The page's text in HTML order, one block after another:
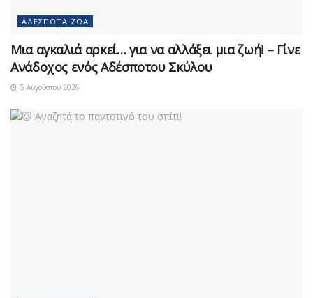
ΑΔΈΣΠΟΤΑ ΖΏΑ
Μια αγκαλιά αρκεί… για να αλλάξει μια ζωή! – Γίνε
Ανάδοχος ενός Αδέσποτου Σκύλου
5 Αυγούστου 2026